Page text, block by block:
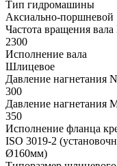
Тип гидромашины
Аксиально-поршневой
Частота вращения
2300
Исполнение вала
Шлицевое
Давление нагнетания
300
Давление нагнетания
350
Исполнение фланца
ISO 3019-2
Ø160мм)